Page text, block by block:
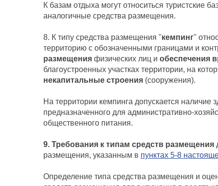
К базам отдыха могут относиться туристские
аналогичные средства размещения.
8. К типу средства размещения "кемпинг"
территорию с обозначенными границами и
размещения физических лиц и обеспечения
благоустроенных участках территории, на
некапитальные строения (сооружения).
На территории кемпинга допускается
предназначенного для административно-
общественного питания.
9. Требования к типам средств размещения
размещения, указанным в пунктах 5-8
Определение типа средства размещения и